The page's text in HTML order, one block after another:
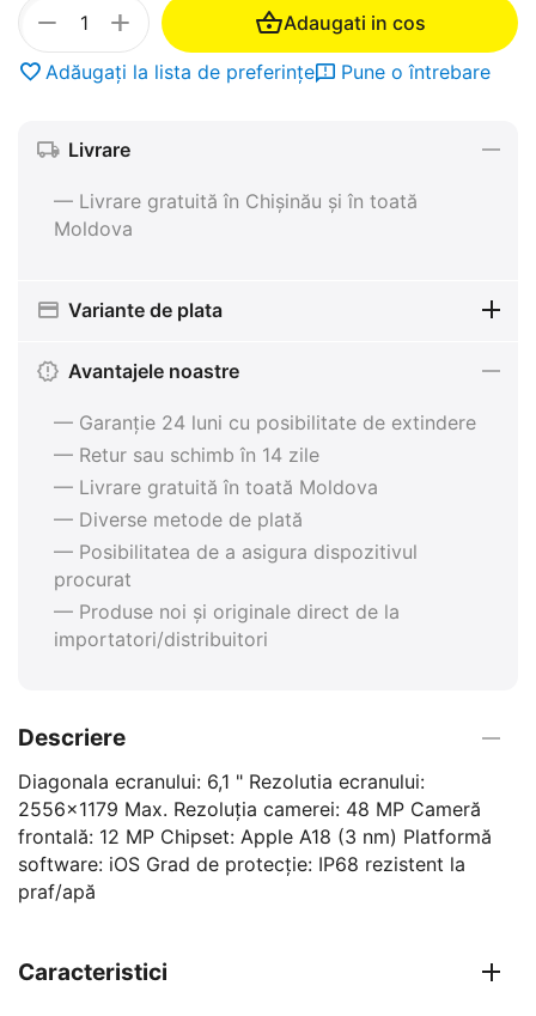
+
− Adaugati in cos
Adăugați la lista de preferințe Pune o întrebare
Livrare
— Livrare gratuită în Chișinău și în toată
Moldova
Variante de plata
Avantajele noastre
— Garanție 24 luni cu posibilitate de extindere
— Retur sau schimb în 14 zile
— Livrare gratuită în toată Moldova
— Diverse metode de plată
— Posibilitatea de a asigura dispozitivul
procurat
— Produse noi și originale direct de la
importatori/distribuitori
Descriere
Diagonala ecranului: 6,1 " Rezolutia ecranului:
2556x1179 Max. Rezoluția camerei: 48 MP Cameră
frontală: 12 MP Chipset: Apple A18 (3 nm) Platformă
software: iOS Grad de protecție: IP68 rezistent la
praf/apă
Caracteristici